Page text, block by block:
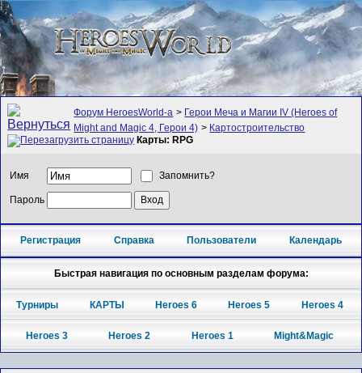
Форум HeroesWorld-а > Герои Меча и Магии IV (Heroes of
Might and Magic 4, Герои 4) > Картостроительство
Карты: RPG
Имя Запомнить?
Пароль
Регистрация Справка Пользователи Календарь
Быстрая навигация по основным разделам форума:
Турниры КАРТЫ Heroes 6 Heroes 5 Heroes 4
Heroes 3 Heroes 2 Heroes 1 Might&Magic